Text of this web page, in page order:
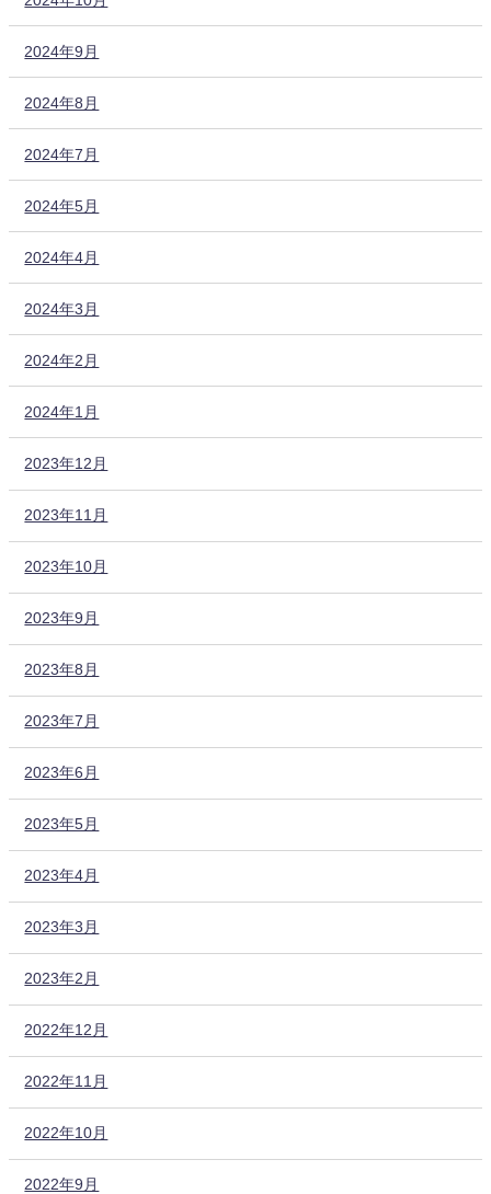
2024年9月
2024年8月
2024年7月
2024年5月
2024年4月
2024年3月
2024年2月
2024年1月
2023年12月
2023年11月
2023年10月
2023年9月
2023年8月
2023年7月
2023年6月
2023年5月
2023年4月
2023年3月
2023年2月
2022年12月
2022年11月
2022年10月
2022年9月